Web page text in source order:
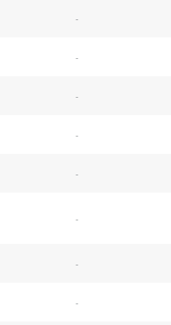
-
-
-
-
-
-
-
-